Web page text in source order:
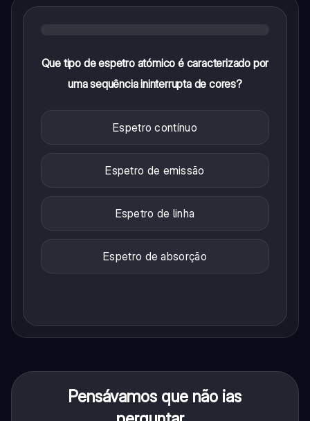
Que tipo de espetro atómico é caracterizado por
uma sequência ininterrupta de cores?
Espetro contínuo
Espetro de emissão
Espetro de linha
Espetro de absorção
Pensávamos que não ias